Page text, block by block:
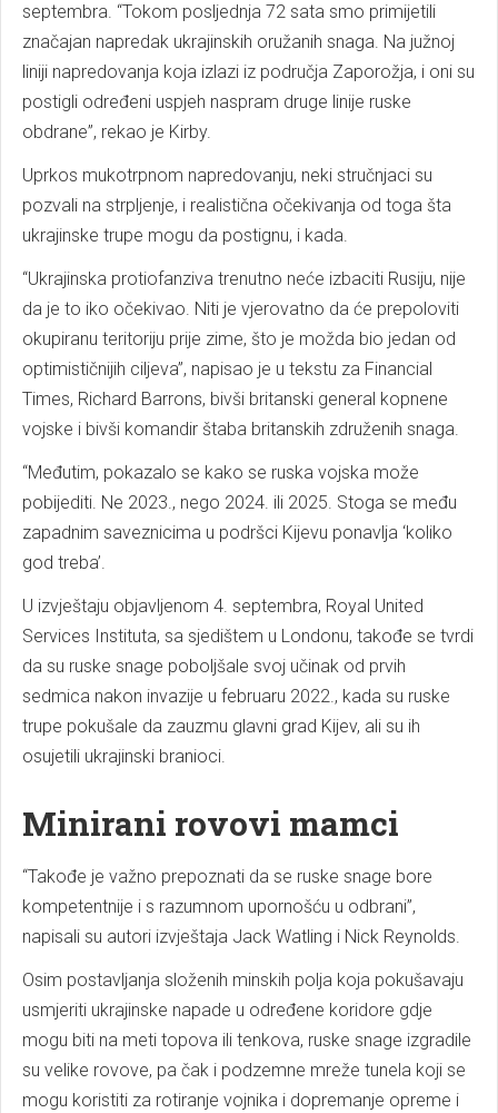
septembra. “Tokom posljednja 72 sata smo primijetili
značajan napredak ukrajinskih oružanih snaga. Na južnoj
liniji napredovanja koja izlazi iz područja Zaporožja, i oni su
postigli određeni uspjeh naspram druge linije ruske
obdrane”, rekao je Kirby.
Uprkos mukotrpnom napredovanju, neki stručnjaci su
pozvali na strpljenje, i realistična očekivanja od toga šta
ukrajinske trupe mogu da postignu, i kada.
“Ukrajinska protiofanziva trenutno neće izbaciti Rusiju, nije
da je to iko očekivao. Niti je vjerovatno da će prepoloviti
okupiranu teritoriju prije zime, što je možda bio jedan od
optimističnijih ciljeva”, napisao je u tekstu za Financial
Times, Richard Barrons, bivši britanski general kopnene
vojske i bivši komandir štaba britanskih združenih snaga.
“Međutim, pokazalo se kako se ruska vojska može
pobijediti. Ne 2023., nego 2024. ili 2025. Stoga se među
zapadnim saveznicima u podršci Kijevu ponavlja ‘koliko
god treba’.
U izvještaju objavljenom 4. septembra, Royal United
Services Instituta, sa sjedištem u Londonu, takođe se tvrdi
da su ruske snage poboljšale svoj učinak od prvih
sedmica nakon invazije u februaru 2022., kada su ruske
trupe pokušale da zauzmu glavni grad Kijev, ali su ih
osujetili ukrajinski branioci.
Minirani rovovi mamci
“Takođe je važno prepoznati da se ruske snage bore
kompetentnije i s razumnom upornošću u odbrani”,
napisali su autori izvještaja Jack Watling i Nick Reynolds.
Osim postavljanja složenih minskih polja koja pokušavaju
usmjeriti ukrajinske napade u određene koridore gdje
mogu biti na meti topova ili tenkova, ruske snage izgradile
su velike rovove, pa čak i podzemne mreže tunela koji se
mogu koristiti za rotiranje vojnika i dopremanje opreme i